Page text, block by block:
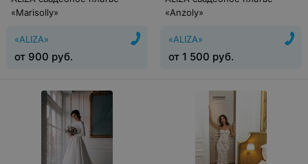
«Marisolly»
«ALIZA»
от 900 руб.
«Anzoly»
«ALIZA»
от 1 500 руб.